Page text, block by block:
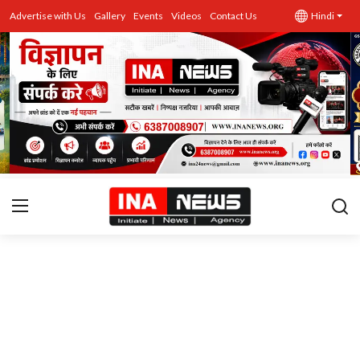
Advertise with Us Gallery Events Videos Contact Us Hindi
उत्तर प्रदेश
Advertise with Us
Events
राज्य